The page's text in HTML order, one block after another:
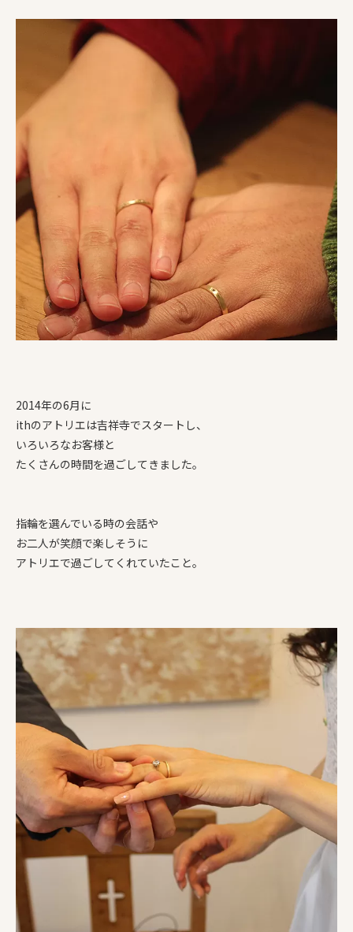
2014年の6月に
ithのアトリエは吉祥寺でスタートし、
いろいろなお客様と
たくさんの時間を過ごしてきました。
指輪を選んでいる時の会話や
お二人が笑顔で楽しそうに
アトリエで過ごしてくれていたこと。